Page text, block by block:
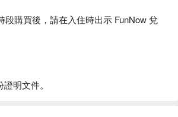
段購買後，請在入住時出示 FunNow 兌
明文件。